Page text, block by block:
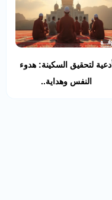
أدعية لتحقيق السكينة: هدوء
النفس وهداية..